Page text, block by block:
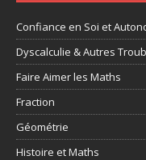
Confiance en Soi et
Dyscalculie & Autres
Faire Aimer les Maths
Fraction
Géométrie
Histoire et Maths